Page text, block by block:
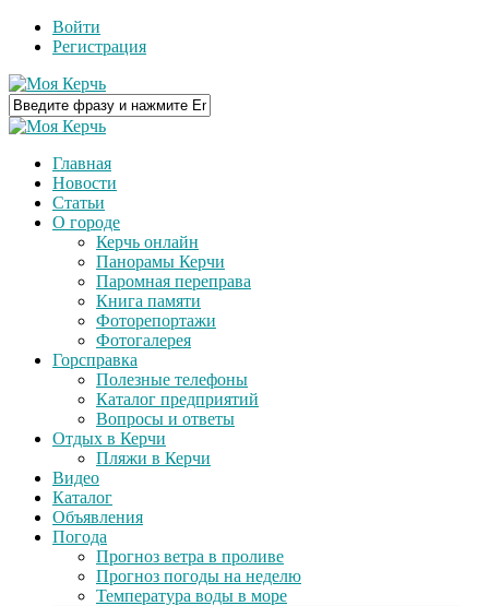
Войти
Регистрация
Главная
Новости
Статьи
О городе
Керчь онлайн
Панорамы Керчи
Паромная переправа
Книга памяти
Фоторепортажи
Фотогалерея
Горсправка
Полезные телефоны
Каталог предприятий
Вопросы и ответы
Отдых в Керчи
Пляжи в Керчи
Видео
Каталог
Объявления
Погода
Прогноз ветра в проливе
Прогноз погоды на неделю
Температура воды в море